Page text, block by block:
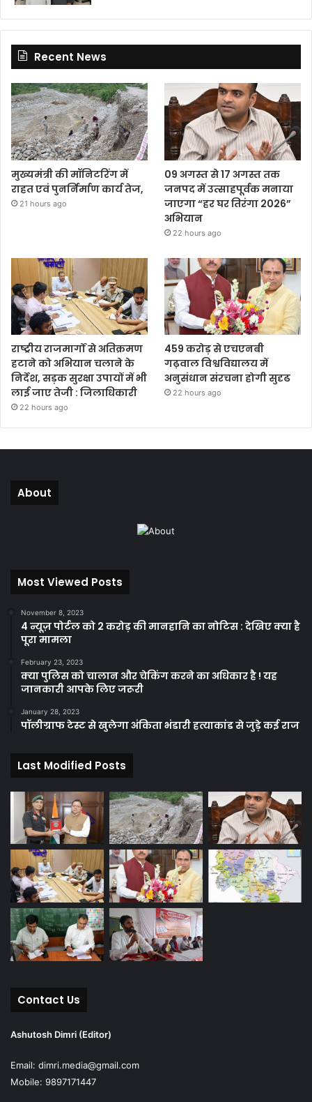
Recent News
मुख्यमंत्री की मॉनिटरिंग में
राहत एवं पुनर्निर्माण कार्य तेज,
21 hours ago
09 अगस्त से 17 अगस्त तक
जनपद में उत्साहपूर्वक मनाया
जाएगा “हर घर तिरंगा 2026”
अभियान
22 hours ago
राष्ट्रीय राजमार्गों से अतिक्रमण
हटाने को अभियान चलाने के
निर्देश, सड़क सुरक्षा उपायों में भी
लाई जाए तेजी : जिलाधिकारी
22 hours ago
459 करोड़ से एचएनबी
गढ़वाल विश्वविद्यालय में
अनुसंधान संरचना होगी सुदृढ
22 hours ago
About
Most Viewed Posts
November 8, 2023
4 न्यूज़ पोर्टल को 2 करोड़ की मानहानि का नोटिस : देखिए क्या है
पूरा मामला
February 23, 2023
क्या पुलिस को चालान और चेकिंग करने का अधिकार है ! यह
जानकारी आपके लिए जरूरी
January 28, 2023
पॉलीग्राफ टेस्ट से खुलेगा अंकिता भंडारी हत्याकांड से जुड़े कई राज
Last Modified Posts
Contact Us
Ashutosh Dimri (Editor)
Email: dimri.media@gmail.com
Mobile: 9897171447